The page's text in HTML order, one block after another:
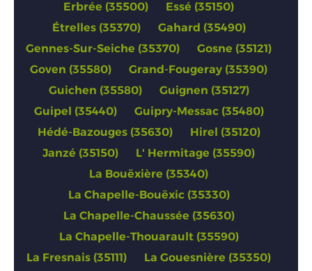
Erbrée (35500)
Essé (35150)
Étrelles (35370)
Gahard (35490)
Gennes-Sur-Seiche (35370)
Gosne (35121)
Goven (35580)
Grand-Fougeray (35390)
Guichen (35580)
Guignen (35127)
Guipel (35440)
Guipry-Messac (35480)
Hédé-Bazouges (35630)
Hirel (35120)
Janzé (35150)
L' Hermitage (35590)
La Bouëxière (35340)
La Chapelle-Bouëxic (35330)
La Chapelle-Chaussée (35630)
La Chapelle-Thouarault (35590)
La Fresnais (35111)
La Gouesnière (35350)